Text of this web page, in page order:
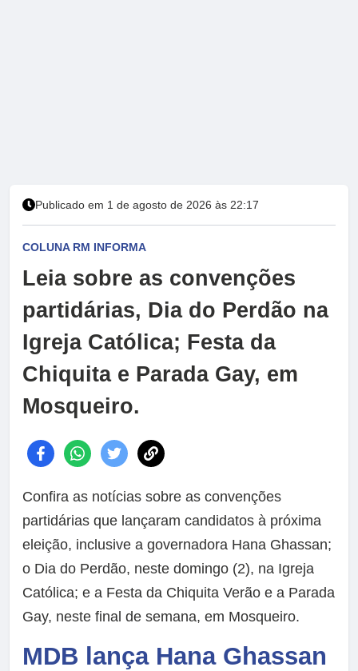
Publicado em 1 de agosto de 2026 às 22:17
COLUNA RM INFORMA
Leia sobre as convenções
partidárias, Dia do Perdão na
Igreja Católica; Festa da
Chiquita e Parada Gay, em
Mosqueiro.
Confira as notícias sobre as convenções
partidárias que lançaram candidatos à próxima
eleição, inclusive a governadora Hana Ghassan;
o Dia do Perdão, neste domingo (2), na Igreja
Católica; e a Festa da Chiquita Verão e a Parada
Gay, neste final de semana, em Mosqueiro.
MDB lança Hana Ghassan